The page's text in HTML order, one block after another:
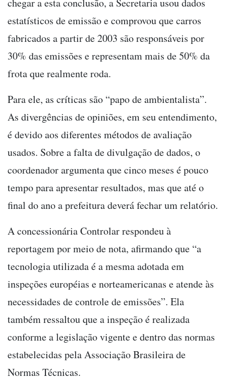
chegar a esta conclusão, a Secretaria usou dados
estatísticos de emissão e comprovou que carros
fabricados a partir de 2003 são responsáveis por
30% das emissões e representam mais de 50% da
frota que realmente roda.
Para ele, as críticas são “papo de ambientalista”.
As divergências de opiniões, em seu entendimento,
é devido aos diferentes métodos de avaliação
usados. Sobre a falta de divulgação de dados, o
coordenador argumenta que cinco meses é pouco
tempo para apresentar resultados, mas que até o
final do ano a prefeitura deverá fechar um relatório.
A concessionária Controlar respondeu à
reportagem por meio de nota, afirmando que “a
tecnologia utilizada é a mesma adotada em
inspeções européias e norteamericanas e atende às
necessidades de controle de emissões”. Ela
também ressaltou que a inspeção é realizada
conforme a legislação vigente e dentro das normas
estabelecidas pela Associação Brasileira de
Normas Técnicas.